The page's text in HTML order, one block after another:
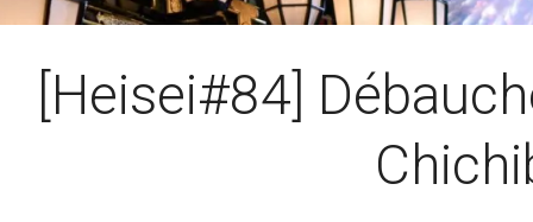
[Heisei#84]